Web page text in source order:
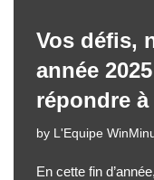
Vos défis,
année
répondre
by L'Equipe
En cette fin